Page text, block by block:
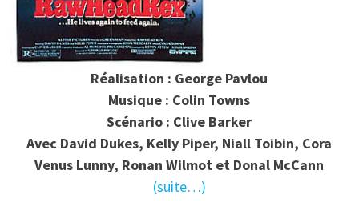
Réalisation : George Pavlou
Musique : Colin Towns
Scénario : Clive Barker
Avec David Dukes, Kelly Piper, Niall Toibin, Cora
Venus Lunny, Ronan Wilmot et Donal McCann
(suite…)